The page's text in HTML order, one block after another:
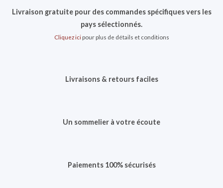
Livraison gratuite pour des commandes spécifiques vers les
pays sélectionnés.
Cliquez icipour plus de détails et conditions
Livraisons & retours faciles
Un sommelier à votre écoute
Paiements 100% sécurisés